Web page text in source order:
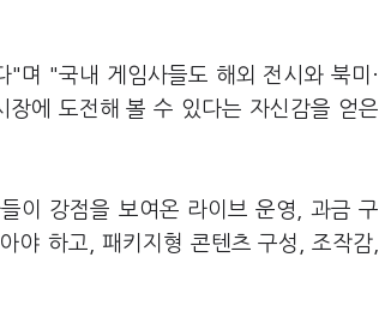
며 "국내 게임사들도 해외 전시와 북미·
에 도전해 볼 수 있다는 자신감을 얻은
이 강점을 보여온 라이브 운영, 과금 구
야 하고, 패키지형 콘텐츠 구성, 조작감,